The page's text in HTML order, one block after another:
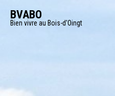
BVABO
Bien vivre au Bois-d'Oingt